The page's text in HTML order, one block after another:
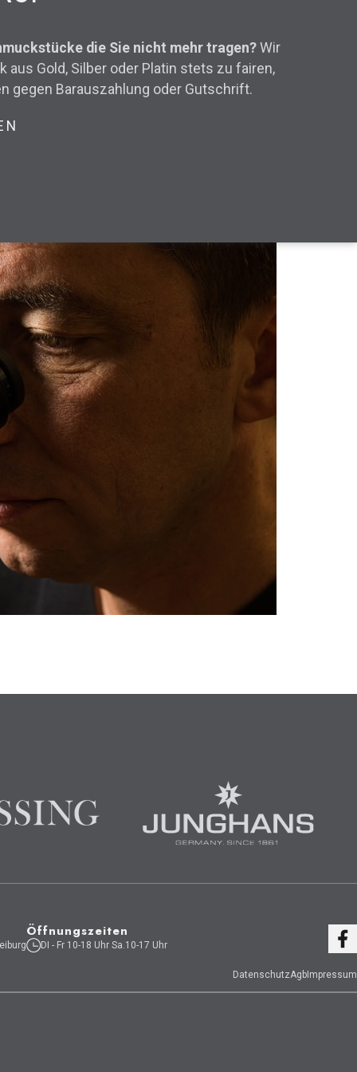
die Sie nicht mehr tragen?Wir
aus Gold, Silber oder Platin stets zu fairen,
gegen Barauszahlung oder Gutschrift.
Öffnungszeiten
DI - Fr 10-18 Uhr Sa.10-17 Uhr
DatenschutzAgbImpressum